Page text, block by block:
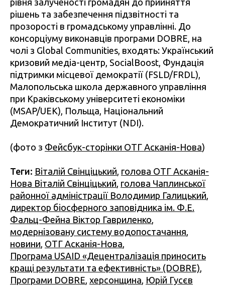
рівня залученості громадян до прийняття
рішень та забезпечення підзвітності та
прозорості в громадському управлінні. До
консорціуму виконавців програми DOBRE, на
чолі з Global Communities, входять: Український
кризовий медіа-центр, SocialBoost, Фундація
підтримки місцевої демократії (FSLD/FRDL),
Малопольська школа державного управління
при Краківському університеті економіки
(MSAP/UEK), Польща, Національний
Демократичний Інститут (NDI).
(фото з Фейсбук-сторінки ОТГ Асканія-Нова)
Теги: Віталій Свінціцький, голова ОТГ Асканія-
Нова Віталій Свінціцький, голова Чаплинської
районної адміністрації Володимир Галицький,
директор біосферного заповідника ім. Ф.Е.
Фальц-Фейна Віктор Гавриленко,
модернізовану систему водопостачання,
новини, ОТГ Асканія-Нова,
Програма USAID «Децентралізація приносить
кращі результати та ефективність» (DOBRE),
Програми DOBRE, херсонщина, Юрій Гусєв